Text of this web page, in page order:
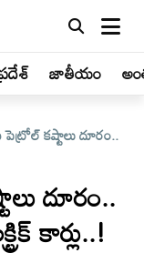
జాతీయం
కష్టాలు దూరం..
దూరం..
కార్లు..!